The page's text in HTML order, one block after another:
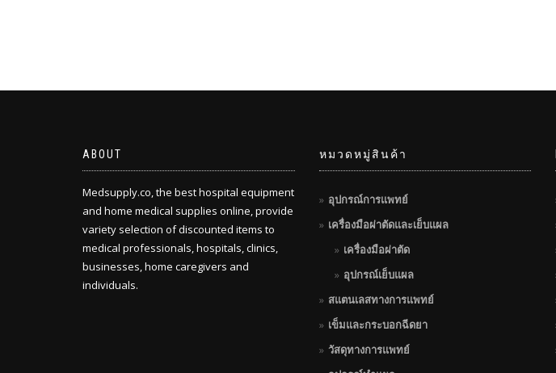
ABOUT
Medsupply.co, the best hospital equipment
and home medical supplies online, provide
variety selection of discounted items to
medical professionals, hospitals, clinics,
businesses, home caregivers and
individuals.
หมวดหมู่สินค้า
อุปกรณ์การแพทย์
เครื่องมือผ่าตัดและเย็บแผล
เครื่องมือผ่าตัด
อุปกรณ์เย็บแผล
สแตนเลสทางการแพทย์
เข็มและกระบอกฉีดยา
วัสดุทางการแพทย์